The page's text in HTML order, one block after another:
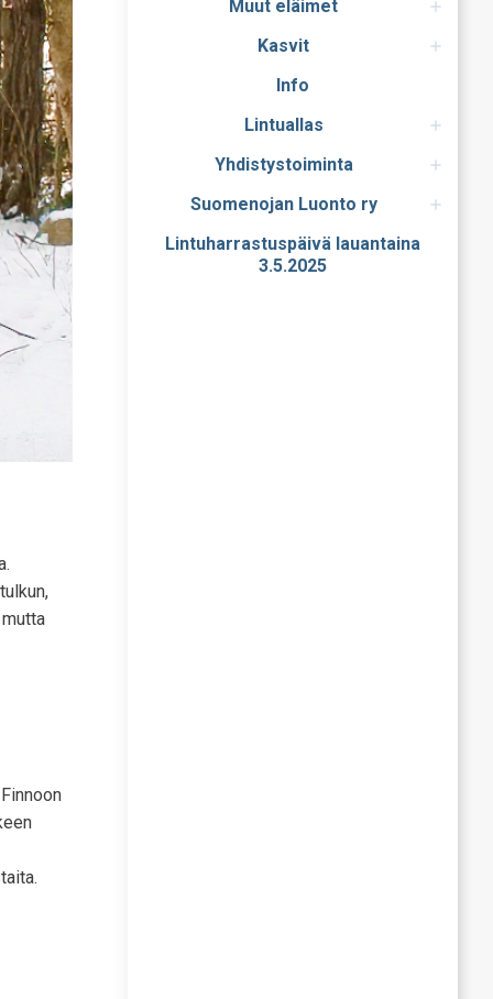
Muut eläimet
Kasvit
Info
Lintuallas
Yhdistystoiminta
Suomenojan Luonto ry
Lintuharrastuspäivä lauantaina
3.5.2025